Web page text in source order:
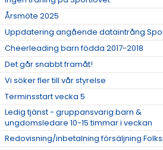
Årsmöte 2025
Uppdatering angående dataintrång
Cheerleading barn födda 2017-2018
Det går snabbt framåt!
Vi söker fler till vår styrelse
Terminsstart vecka 5
Ledig tjänst - gruppansvarig barn &
ungdomsledare 10-15 timmar i veckan
Redovisning/inbetalning försäljning